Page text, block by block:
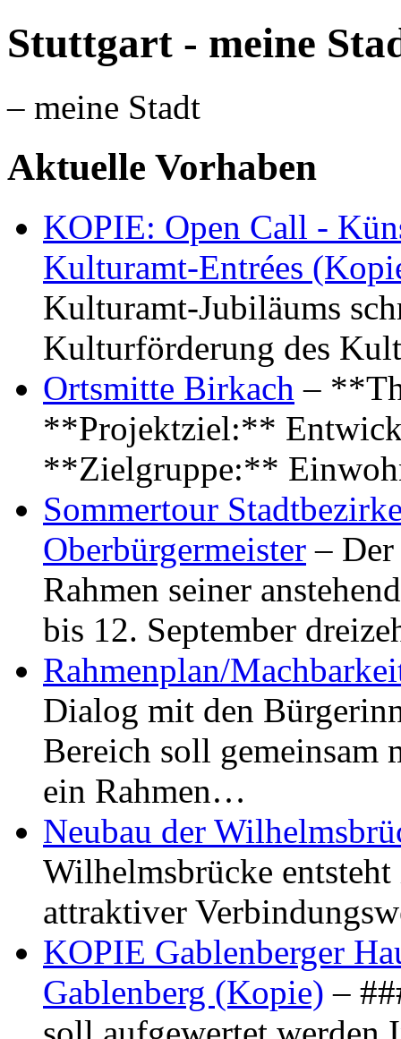
Stuttgart - meine
– meine Stadt
Aktuelle Vorhaben
KOPIE: Open Call -
Kulturamt-Entrées
Kulturamt-Jubiläums
Kulturförderung des
Ortsmitte Birkach –
**Projektziel:**
**Zielgruppe:**
Sommertour
Oberbürgermeister –
Rahmen seiner
bis 12. September
Rahmenplan/
Dialog mit den
Bereich soll gemeinsam
ein Rahmen…
Neubau der
Wilhelmsbrücke
attraktiver
KOPIE Gablenberger
Gablenberg (Kopie) –